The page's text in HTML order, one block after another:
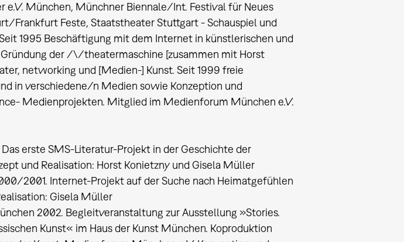
e.V. München, Münchner Biennale/Int. Festival für Neues
Frankfurt Feste, Staatstheater Stuttgart - Schauspiel und
1995 Beschäftigung mit dem Internet in künstlerischen und
der /\/theatermaschine [zusammen mit Horst
networking und [Medien-] Kunst. Seit 1999 freie
in verschiedene/n Medien sowie Konzeption und
Medienprojekten. Mitglied im Medienforum München e.V.
erste SMS-Literatur-Projekt in der Geschichte der
und Realisation: Horst Konietzny und Gisela Müller
2001. Internet-Projekt auf der Suche nach Heimatgefühlen
Gisela Müller
2002. Begleitveranstaltung zur Ausstellung »Stories.
Kunst« im Haus der Kunst München. Koproduktion